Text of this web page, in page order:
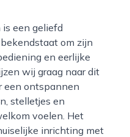
om zijn
en eerlijke
wij graag naar dit
een ontspannen
stelletjes en
voelen. Het
inrichting met